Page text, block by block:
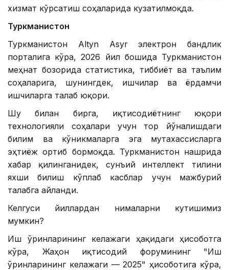
хизмат кўрсатиш соҳаларида кузатилмоқда.
Туркманистон
Туркманистон Altyn Asyr электрон бандлик
порталига кўра, 2026 йил бошида Туркманистон
меҳнат бозорида статистика, тиббиёт ва таълим
соҳаларига, шунингдек, ишчилар ва ёрдамчи
ишчиларга талаб юқори.
Шу билан бирга, иқтисодиётнинг юқори
технологияли соҳалари учун тор йўналишдаги
билим ва кўникмаларга эга мутахассисларга
эҳтиёж ортиб бормоқда. Туркманистон нашрида
хабар қилинганидек, сунъий интеллект тилини
яхши билиш кўплаб касблар учун мажбурий
талабга айланди.
Келгуси йиллардан нималарни кутишимиз
мумкин?
Иш ўринларининг келажаги ҳақидаги ҳисоботга
кўра, Жаҳон иқтисодий форумининг "Иш
ўринларининг келажаги — 2025" ҳисоботига кўра,